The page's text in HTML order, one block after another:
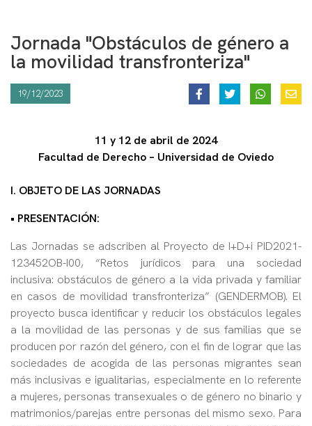
Jornada "Obstáculos de género a
la movilidad transfronteriza"
19/12/2023
11 y 12 de abril de 2024
Facultad de Derecho – Universidad de Oviedo
I. OBJETO DE LAS JORNADAS
• PRESENTACIÓN:
Las Jornadas se adscriben al Proyecto de I+D+i PID2021-
123452OB-I00, “Retos jurídicos para una sociedad
inclusiva: obstáculos de género a la vida privada y familiar
en casos de movilidad transfronteriza” (GENDERMOB). El
proyecto busca identificar y reducir los obstáculos legales
a la movilidad de las personas y de sus familias que se
producen por razón del género, con el fin de lograr que las
sociedades de acogida de las personas migrantes sean
más inclusivas e igualitarias, especialmente en lo referente
a mujeres, personas transexuales o de género no binario y
matrimonios/parejas entre personas del mismo sexo. Para